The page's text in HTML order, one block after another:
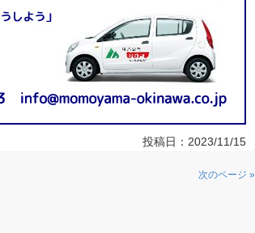
投稿日： 2023/11/15
次のページ »